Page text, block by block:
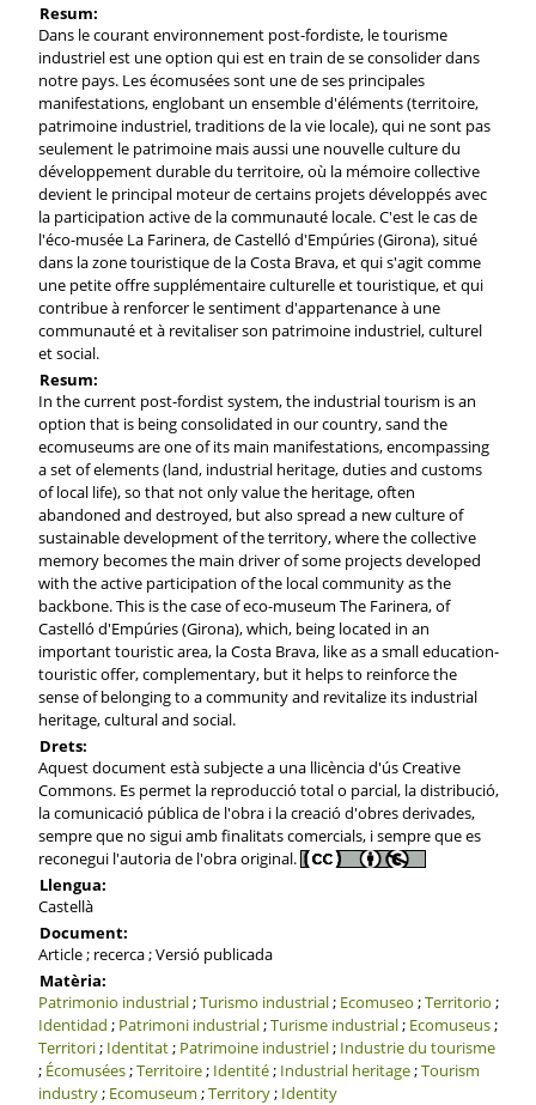
Resum:
Dans le courant environnement post-fordiste, le tourisme
industriel est une option qui est en train de se consolider dans
notre pays. Les écomusées sont une de ses principales
manifestations, englobant un ensemble d'éléments (territoire,
patrimoine industriel, traditions de la vie locale), qui ne sont pas
seulement le patrimoine mais aussi une nouvelle culture du
développement durable du territoire, où la mémoire collective
devient le principal moteur de certains projets développés avec
la participation active de la communauté locale. C'est le cas de
l'éco-musée La Farinera, de Castelló d'Empúries (Girona), situé
dans la zone touristique de la Costa Brava, et qui s'agit comme
une petite offre supplémentaire culturelle et touristique, et qui
contribue à renforcer le sentiment d'appartenance à une
communauté et à revitaliser son patrimoine industriel, culturel
et social.
Resum:
In the current post-fordist system, the industrial tourism is an
option that is being consolidated in our country, sand the
ecomuseums are one of its main manifestations, encompassing
a set of elements (land, industrial heritage, duties and customs
of local life), so that not only value the heritage, often
abandoned and destroyed, but also spread a new culture of
sustainable development of the territory, where the collective
memory becomes the main driver of some projects developed
with the active participation of the local community as the
backbone. This is the case of eco-museum The Farinera, of
Castelló d'Empúries (Girona), which, being located in an
important touristic area, la Costa Brava, like as a small education-
touristic offer, complementary, but it helps to reinforce the
sense of belonging to a community and revitalize its industrial
heritage, cultural and social.
Drets:
Aquest document està subjecte a una llicència d'ús Creative
Commons. Es permet la reproducció total o parcial, la distribució,
la comunicació pública de l'obra i la creació d'obres derivades,
sempre que no sigui amb finalitats comercials, i sempre que es
reconegui l'autoria de l'obra original.
Llengua:
Castellà
Document:
Article ; recerca ; Versió publicada
Matèria:
Patrimonio industrial;Turismo industrial; Ecomuseo ;Territorio ;
Identidad ; Patrimoni industrial;Turisme industrial; Ecomuseus;
Territori; Identitat; Patrimoine industriel; Industrie du tourisme
; Écomusées;Territoire; Identité; Industrial heritage;Tourism
industry; Ecomuseum ;Territory; Identity